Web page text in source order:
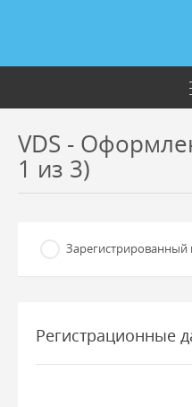
VDS -
1 из 3)
Зарегистрированный
Регистрационные